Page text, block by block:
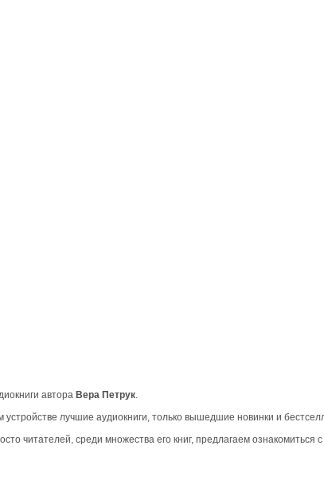
автора Вера Петрук.
лучшие аудиокниги, только вышедшие новинки и
читателей, среди множества его книг, предлагаем ознакомиться